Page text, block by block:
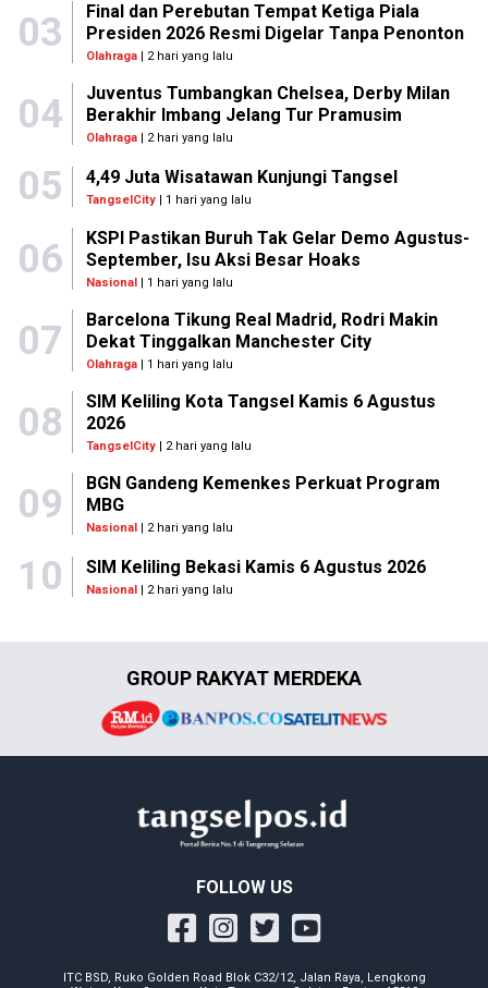
03
Final dan Perebutan Tempat Ketiga Piala
Presiden 2026 Resmi Digelar Tanpa Penonton
Olahraga| 2 hari yang lalu
04
Juventus Tumbangkan Chelsea, Derby Milan
Berakhir Imbang Jelang Tur Pramusim
Olahraga| 2 hari yang lalu
05 4,49 Juta Wisatawan Kunjungi Tangsel
TangselCity | 1 hari yang lalu
06
KSPI Pastikan Buruh Tak Gelar Demo Agustus-
September, Isu Aksi Besar Hoaks
Nasional| 1 hari yang lalu
07
Barcelona Tikung Real Madrid, Rodri Makin
Dekat Tinggalkan Manchester City
Olahraga| 1 hari yang lalu
08
SIM Keliling Kota Tangsel Kamis 6 Agustus
2026
TangselCity| 2 hari yang lalu
09
BGN Gandeng Kemenkes Perkuat Program
MBG
Nasional| 2 hari yang lalu
10 SIM Keliling Bekasi Kamis 6 Agustus 2026
Nasional | 2 hari yang lalu
GROUP RAKYAT MERDEKA
FOLLOW US
ITC BSD, Ruko Golden Road Blok C32/12, Jalan Raya, Lengkong